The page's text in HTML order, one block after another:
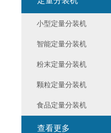
小型定量分装机
智能定量分装机
粉末定量分装机
颗粒定量分装机
食品定量分装机
查看更多